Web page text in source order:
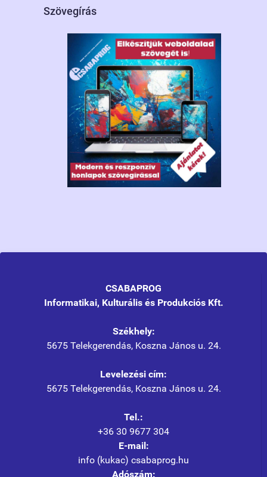
Szövegírás
CSABAPROG
Informatikai, Kulturális és Produkciós Kft.
Székhely:
5675 Telekgerendás, Koszna János u. 24.
Levelezési cím:
5675 Telekgerendás, Koszna János u. 24.
Tel.:
+36 30 9677 304
E-mail:
info (kukac) csabaprog.hu
Adószám: